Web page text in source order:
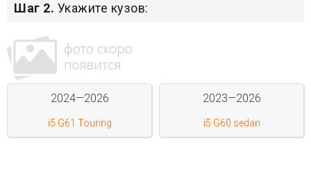
Покупателям
Контакты
Войти на сайт
+7(812)317-
17-
Шаг 2. Укажите кузов:
2024—2026
i5 G61 Touring
2023—2026
i5 G60 sedan